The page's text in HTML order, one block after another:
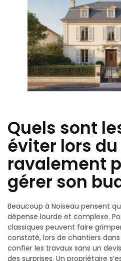
Quels sont
éviter lors du
ravalement
gérer son
Beaucoup à Noiseau pensent
dépense lourde et complexe.
classiques peuvent faire
constaté, lors de chantiers
confier les travaux sans un
des surprises. Un propriétaire